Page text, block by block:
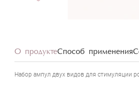
О продуктеСпособ применения
Набор ампул двух видов для стимуляции